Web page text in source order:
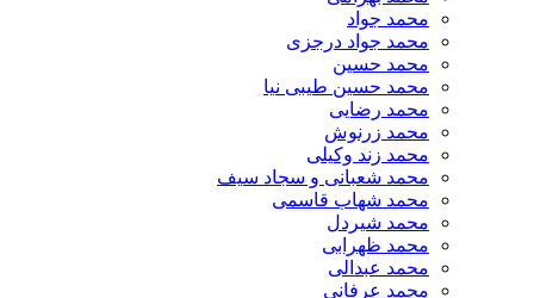
محمد جواد
محمد جواد درجزی
محمد حسین
محمد حسین طیبی نیا
محمد رضایی
محمد زرنوش
محمد زند وکیلی
محمد شعبانی و سجاد سیف
محمد شهاب قاسمی
​محمد شیردل
محمد ظهرابی
محمد عبدالی
محمد عرفانی